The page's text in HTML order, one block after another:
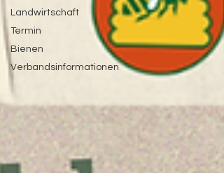
Landwirtschaft
Termin
Bienen
Verbandsinformationen